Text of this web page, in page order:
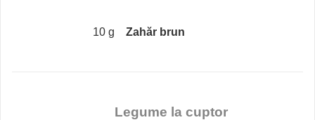
10 g Zahăr brun
Legume la cuptor